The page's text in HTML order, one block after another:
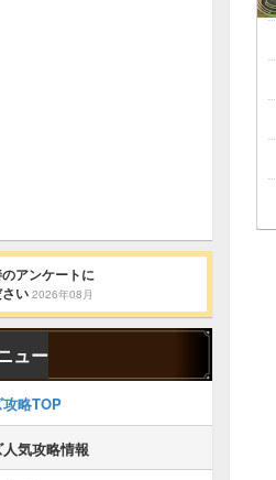
アンケートに
い 2026年08月
ュー
略TOP
気攻略情報